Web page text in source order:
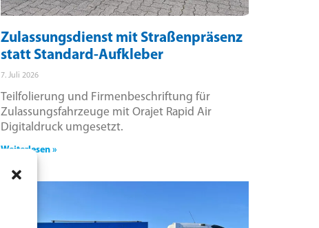
Zulassungsdienst mit Straßenpräsenz
statt Standard-Aufkleber
7. Juli 2026
Teilfolierung und Firmenbeschriftung für
Zulassungsfahrzeuge mit Orajet Rapid Air
Digitaldruck umgesetzt.
Weiterlesen »